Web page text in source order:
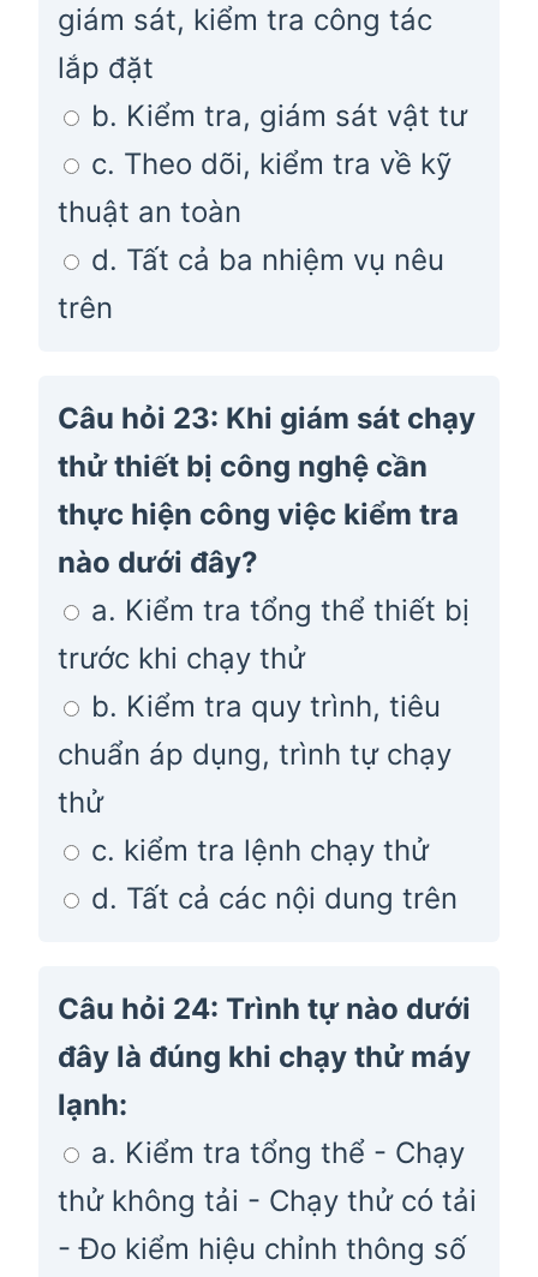
giám sát, kiểm tra công tác
lắp đặt
b. Kiểm tra, giám sát vật tư
c. Theo dõi, kiểm tra về kỹ
thuật an toàn
d. Tất cả ba nhiệm vụ nêu
trên
Câu hỏi 23: Khi giám sát chạy
thử thiết bị công nghệ cần
thực hiện công việc kiểm tra
nào dưới đây?
a. Kiểm tra tổng thể thiết bị
trước khi chạy thử
b. Kiểm tra quy trình, tiêu
chuẩn áp dụng, trình tự chạy
thử
c. kiểm tra lệnh chạy thử
d. Tất cả các nội dung trên
Câu hỏi 24: Trình tự nào dưới
đây là đúng khi chạy thử máy
lạnh:
a. Kiểm tra tổng thể - Chạy
thử không tải - Chạy thử có tải
- Đo kiểm hiệu chỉnh thông số